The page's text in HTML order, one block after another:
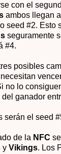
con el
ambos llegan
seed #2. Esto
seguramente
#4.
posibles
no lo
ganador
serán el seed
de la NFC
y Vikings. Los